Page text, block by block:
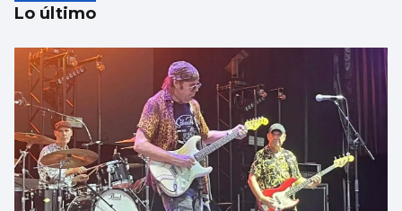
75 años de hermandad en San Roque
Lo último